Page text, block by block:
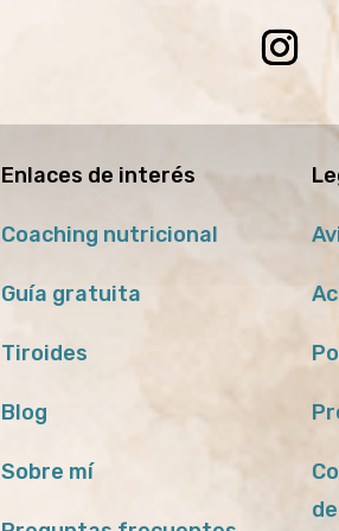
Enlaces de interés
Coaching nutricional
Guía gratuita
Tiroides
Blog
Sobre mí